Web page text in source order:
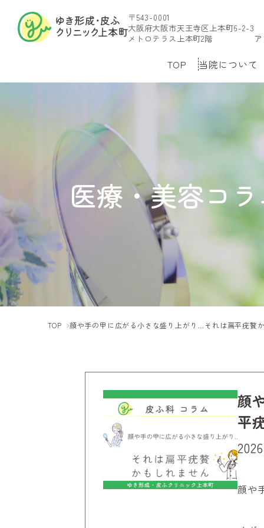
〒543-0001
大阪府大阪市天王寺区上本町6-2-3
メトロテラス上本町2階
TOP 当院について
医療・美容コ
TOP 顔や手の甲に広がる小さな盛り上がり…それは扁平疣贅
顔
平
顔や